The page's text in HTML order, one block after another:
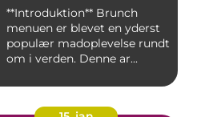
**Introduktion** Brunch
menuen er blevet en yderst
populær madoplevelse rundt
om i verden. Denne ar...